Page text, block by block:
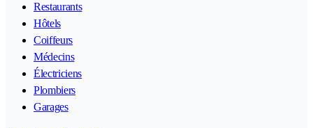
Restaurants
Hôtels
Coiffeurs
Médecins
Électriciens
Plombiers
Garages